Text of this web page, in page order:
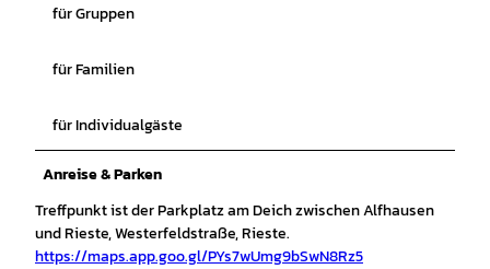
für Gruppen
für Familien
für Individualgäste
Anreise & Parken
Treffpunkt ist der Parkplatz am Deich zwischen Alfhausen
und Rieste, Westerfeldstraße, Rieste.
https://maps.app.goo.gl/PYs7wUmg9bSwN8Rz5